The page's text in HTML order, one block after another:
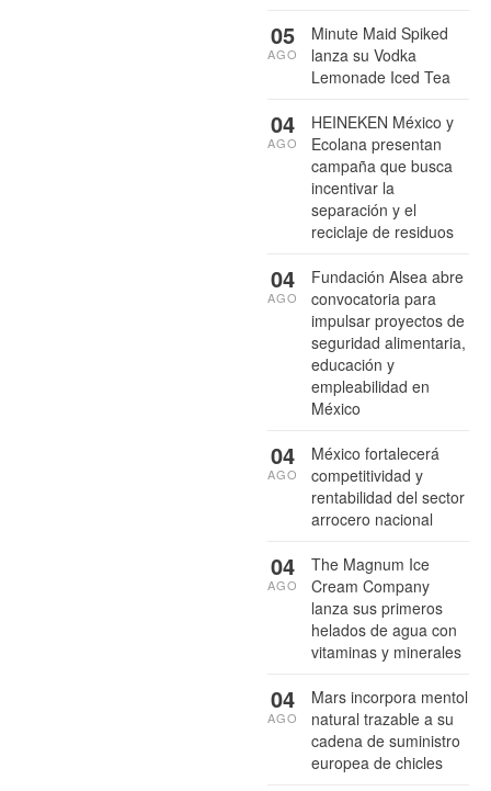
Minute Maid Spiked
lanza su Vodka
Lemonade Iced Tea
05
AGO
HEINEKEN México y
Ecolana presentan
campaña que busca
incentivar la
separación y el
reciclaje de residuos
04
AGO
Fundación Alsea abre
convocatoria para
impulsar proyectos de
seguridad alimentaria,
educación y
empleabilidad en
México
04
AGO
México fortalecerá
competitividad y
rentabilidad del sector
arrocero nacional
04
AGO
The Magnum Ice
Cream Company
lanza sus primeros
helados de agua con
vitaminas y minerales
04
AGO
Mars incorpora mentol
natural trazable a su
cadena de suministro
europea de chicles
04
AGO